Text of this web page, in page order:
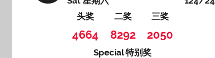
头奖
二奖 三奖
4664 8292 2050
Special 特别奖